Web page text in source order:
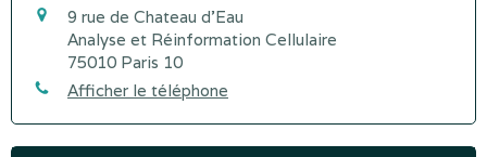
9 rue de Chateau d'Eau
Analyse et Réinformation Cellulaire
75010 Paris 10
Afficher le téléphone